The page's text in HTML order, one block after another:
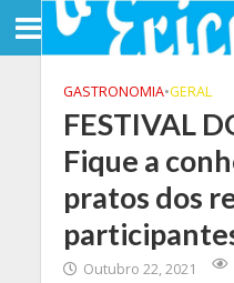
GASTRONOMIA•GERAL
FESTIVAL
Fique a
pratos dos
Outubro 22, 2021